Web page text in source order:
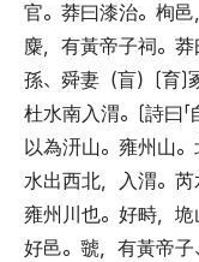
官。 莽曰漆治。 栒邑
麋， 有黃帝子祠。 莽
孫、 舜妻 （盲）〔育〕
杜水南入渭。〔詩曰「
以為汧山。 雍州山。
水出西北， 入渭。 芮
雍州川也。 好畤， 垝
好邑。 虢， 有黃帝子